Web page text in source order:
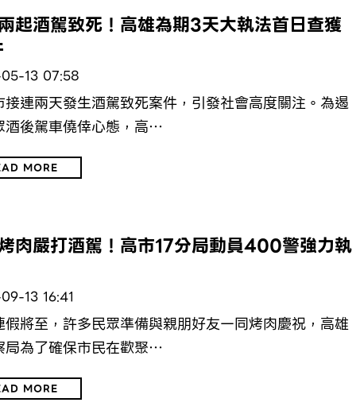
起酒駕致死！高雄為期3天大執法首日查獲
13 07:58
接連兩天發生酒駕致死案件，引發社會高度關注。為遏
酒後駕車僥倖心態，高…
MORE
肉嚴打酒駕！高市17分局動員400警強力執
13 16:41
假將至，許多民眾準備與親朋好友一同烤肉慶祝，高雄
局為了確保市民在歡聚…
MORE